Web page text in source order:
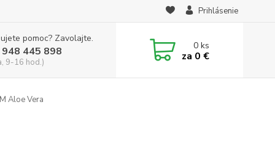
Prihlásenie
pomoc? Zavolajte.
445 898
9-16 hod.)
0ks
za 0 €
Aloe Vera